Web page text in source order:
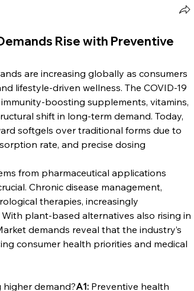
Rise with Preventive
are increasing globally as consumers
lifestyle-driven wellness. The COVID-19
boosting supplements, vitamins,
shift in long-term demand. Today,
softgels over traditional forms due to
rate, and precise dosing
from pharmaceutical applications
Chronic disease management,
therapies, increasingly
plant-based alternatives also rising in
demands reveal that the industry’s
consumer health priorities and medical
demand?A1: Preventive health